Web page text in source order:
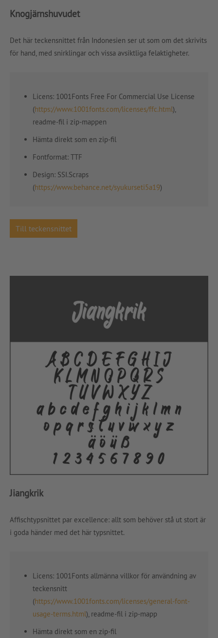
Knogjärnshuvudet
Det här teckensnittet från Indonesien ser ut som om det skrivits
för hand, med snirklingar och vissa avsiktliga felaktigheter.
Licens: 1001Fonts Free For Commercial Use License
(https://www.1001fonts.com/licenses/ffc.html),
readme-fil i zip-mappen
Hämta direkt som en zip-fil
Fontformat: TTF
Design: SSI.Scraps
(https://www.behance.net/syukurseti5a19)
Till teckensnittet
Jiangkrik
Affischtypsnittet par excellence: allt som behöver stå ut stort är
i goda händer med det här typsnittet.
Licens: 1001Fonts allmänna villkor för användning av
teckensnitt
(https://www.1001fonts.com/licenses/general-font-
usage-terms.html), readme-fil i zip-mapp
Hämta direkt som en zip-fil